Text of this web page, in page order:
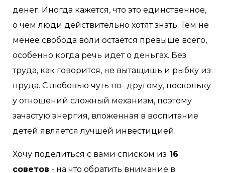
денег. Иногда кажется, что это единственное,
о чем люди действительно хотят знать. Тем не
менее свобода воли остается превыше всего,
особенно когда речь идет о деньгах. Без
труда, как говорится, не вытащишь и рыбку из
пруда. С любовью чуть по- другому, поскольку
у отношений сложный механизм, поэтому
зачастую энергия, вложенная в воспитание
детей является лучшей инвестицией.
Хочу поделиться с вами списком из 16
советов - на что обратить внимание в